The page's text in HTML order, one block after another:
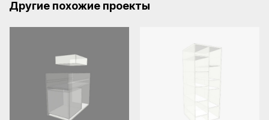
Другие похожие проекты